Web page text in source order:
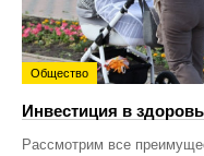
Общество
Инвестиция в
Рассмотрим все